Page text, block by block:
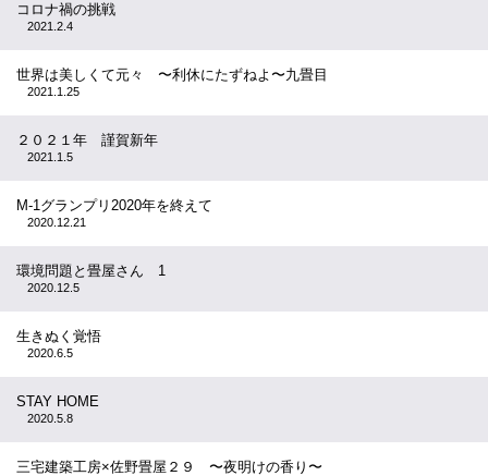
コロナ禍の挑戦
2021.2.4
世界は美しくて元々 〜利休にたずねよ〜九畳目
2021.1.25
２０２１年 謹賀新年
2021.1.5
M-1グランプリ2020年を終えて
2020.12.21
環境問題と畳屋さん 1
2020.12.5
生きぬく覚悟
2020.6.5
STAY HOME
2020.5.8
三宅建築工房×佐野畳屋２９ 〜夜明けの香り〜